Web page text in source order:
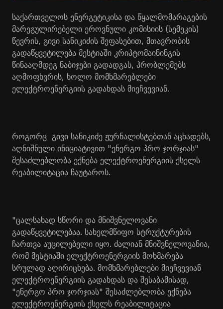
საქართველოს ენერგეტიკისა და წყალმომარაგების
მარეგულირებელი ეროვნული კომისიის (სემეკის)
წევრის, გივი სანიკიძის შეფასებით, მთავრობის
გადაწყვეტილება მესტიაში კრიპტომაინინგის
წინააღმდეგ ნაბიჯები გადადგას, პრობლემებს
აღმოფხვრის, ხოლო მომხმარებლები
ელექტროენერგიის გადახდას მიეჩვევიან.
როგორც გივი სანიკიძე ჟურნალისტებთან აცხადებს,
აღნიშნული ინიციატივით "ენერგო პრო ჯორჯიას"
შესაძლებლობა ექნება ელექტროენერგიის ქსელს
რეაბილიტაცია ჩაუტაროს.
"ცალსახად სწორი და მნიშვნელოვანი
გადაწყვეტილებაა. სახელმწიფო სტრუქტურების
ჩართვა აუცილებელი იყო. ძალიან მნიშვნელოვანია,
რომ მესტიაში ელექტროენერგიის მოხმარება
სრულად აღირიცხება. მომხმარებლები მიეჩვევიან
ელექტროენერგიის გადახდას და შესაბამისად,
"ენერგო პრო ჯორჯიას" შესაძლებლობა ექნება
ელექტროენერგიის ქსელს რეაბილიტაცია